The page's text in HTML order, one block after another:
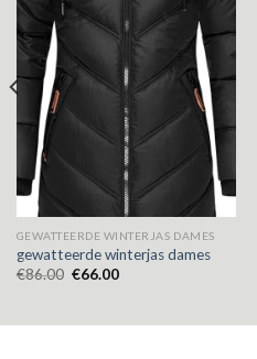
GEWATTEERDE WINTERJAS DAMES
gewatteerde winterjas dames
€86.00 €66.00